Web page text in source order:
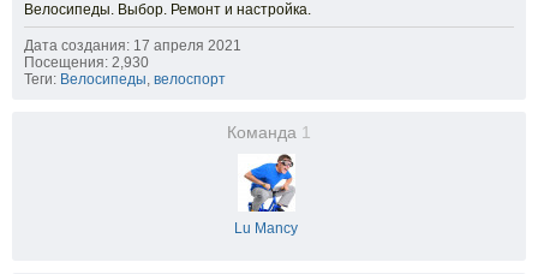
Велосипеды. Выбор. Ремонт и настройка.
Дата создания: 17 апреля 2021
Посещения: 2,930
Теги: Велосипеды, велоспорт
Команда 1
Lu Mancy